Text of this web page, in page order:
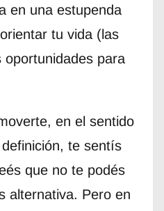
en una estupenda
tu vida (las
para
en el sentido
te sentís
que no te podés
alternativa. Pero en